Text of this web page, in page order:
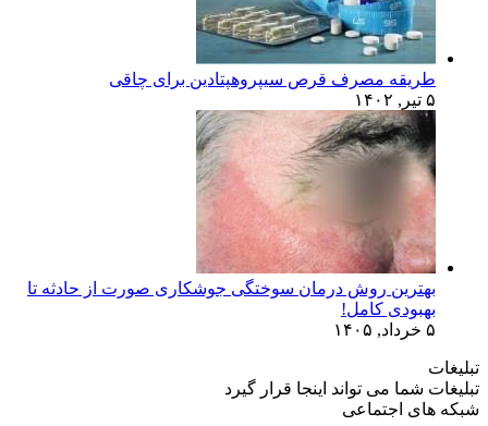
طریقه مصرف قرص سیپروهپتادین برای چاقی
۵ تیر, ۱۴۰۲
بهترین روش درمان سوختگی جوشکاری صورت از حادثه تا
بهبودی کامل!
۵ خرداد, ۱۴۰۵
تبلیغات
تبلیغات شما می تواند اینجا قرار گیرد
شبکه های اجتماعی